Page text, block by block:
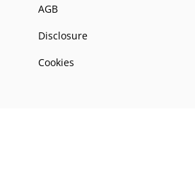
AGB
Disclosure
Cookies